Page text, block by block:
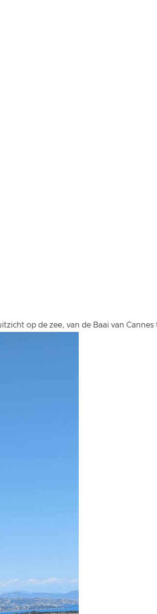
op de zee, van de Baai van